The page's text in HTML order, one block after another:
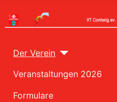
Der Verein
Veranstaltungen 2026
Formulare